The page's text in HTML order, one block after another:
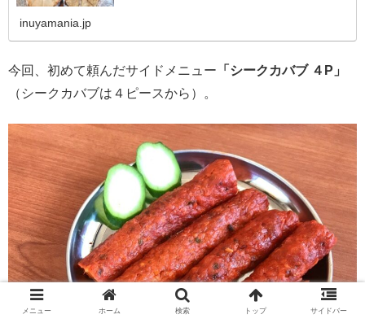
inuyamania.jp
今回、初めて頼んだサイドメニュー 「シークカバブ ４P」
（シークカバブは４ピースから）。
メニュー ホーム 検索 トップ サイドバー